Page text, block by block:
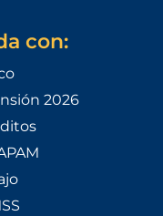
con:
2026